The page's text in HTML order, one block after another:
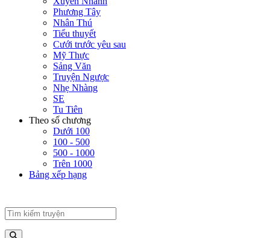
Phương Tây
Nhân Thú
Tiểu thuyết
Cưới trước yêu sau
Mỹ Thực
Sảng Văn
Truyện Ngược
Nhẹ Nhàng
SE
Tu Tiên
Theo số chương
Dưới 100
100 - 500
500 - 1000
Trên 1000
Bảng xếp hạng